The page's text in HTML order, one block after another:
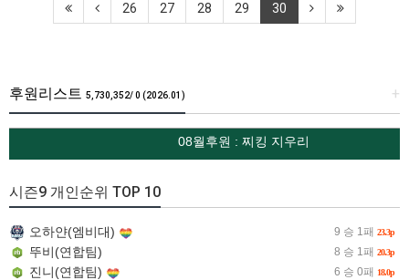
26 27 28 29 30
+
후원리스트 5,730,352/ 0 (2026.01)
08월후원 : 찌킹 지우리
시즌9 개인순위 TOP 10
9 승 1패 23.3p
오하얀(엠비대)
8 승 1패 20.3p
뚜비(연합팀)
6 승 0패 18.0p
진니(연합팀)